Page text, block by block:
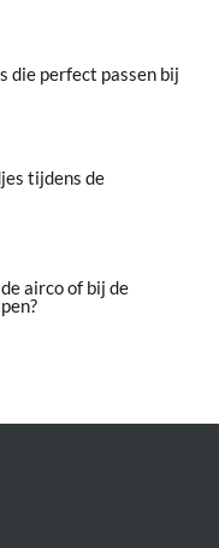
die perfect passen bij
tijdens de
airco of bij de